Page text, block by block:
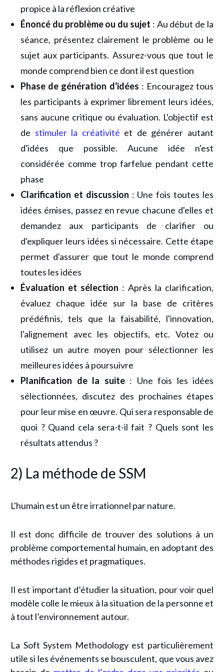
propice à la réflexion créative
Énoncé du problème ou du sujet : Au début de la
séance, présentez clairement le problème ou le
sujet aux participants. Assurez-vous que tout le
monde comprend bien ce dont il est question
Phase de génération d'idées : Encouragez tous
les participants à exprimer librement leurs idées,
sans aucune critique ou évaluation. L'objectif est
de stimuler la créativité et de générer autant
d'idées que possible. Aucune idée n'est
considérée comme trop farfelue pendant cette
phase
Clarification et discussion : Une fois toutes les
idées émises, passez en revue chacune d'elles et
demandez aux participants de clarifier ou
d'expliquer leurs idées si nécessaire. Cette étape
permet d'assurer que tout le monde comprend
toutes les idées
Évaluation et sélection : Après la clarification,
évaluez chaque idée sur la base de critères
prédéfinis, tels que la faisabilité, l'innovation,
l'alignement avec les objectifs, etc. Votez ou
utilisez un autre moyen pour sélectionner les
meilleures idées à poursuivre
Planification de la suite: Une fois les idées
sélectionnées, discutez des prochaines étapes
pour leur mise en œuvre. Qui sera responsable de
quoi ? Quand cela sera-t-il fait ? Quels sont les
résultats attendus ?
2) La méthode de SSM
L'humain est un être irrationnel par nature.
Il est donc difficile de trouver des solutions à un
problème comportemental humain, en adoptant des
méthodes rigides et pragmatiques.
Il est important d’étudier la situation, pour voir quel
modèle colle le mieux à la situation de la personne et
à tout l’environnement autour.
La Soft System Methodology est particulièrement
utile si les événements se bousculent, que vous avez